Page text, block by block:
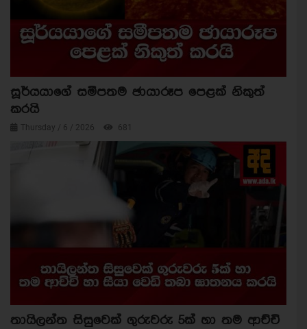
සූර්යයාගේ සමීපතම ඡායාරූප පෙළක් නිකුත්
කරයි
Thursday / 6 / 2026 681
තායිලන්ත සිසුවෙක් ගුරුවරු 5ක් හා තම ආච්චි